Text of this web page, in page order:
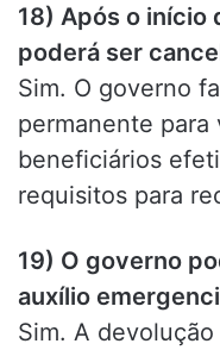
18) Após o início
poderá ser
Sim. O governo
permanente para
beneficiários
requisitos para
19) O governo
auxílio
Sim. A